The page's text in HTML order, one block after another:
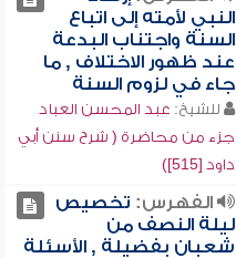
النبي لأمته إلى اتباع
السنة واجتناب البدعة
عند ظهور الاختلاف , ما
جاء في لزوم السنة
للشيخ: عبد المحسن العباد
جزء من محاضرة ( شرح سنن أبي
داود [515])
الفهرس: تخصيص
ليلة النصف من
شعبان بفضيلة , الأسئلة